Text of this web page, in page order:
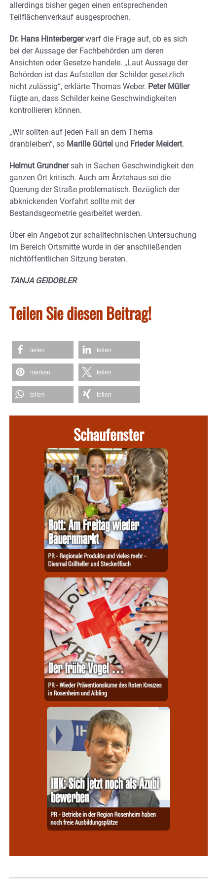
allerdings bisher gegen einen entsprechenden
Teilflächenverkauf ausgesprochen.
Dr. Hans Hinterbergerwarf die Frage auf, ob es sich
bei der Aussage der Fachbehörden um deren
Ansichten oder Gesetze handele. „Laut Aussage der
Behörden ist das Aufstellen der Schilder gesetzlich
nicht zulässig“, erklärte Thomas Weber. Peter Müller
fügte an, dass Schilder keine Geschwindigkeiten
kontrollieren können.
„Wir sollten auf jeden Fall an dem Thema
dranbleiben“, so Marille Gürtel und Frieder Meidert.
Helmut Grundnersah in Sachen Geschwindigkeit den
ganzen Ort kritisch. Auch am Ärztehaus sei die
Querung der Straße problematisch. Bezüglich der
abknickenden Vorfahrt sollte mit der
Bestandsgeometrie gearbeitet werden.
Über ein Angebot zur schalltechnischen Untersuchung
im Bereich Ortsmitte wurde in der anschließenden
nichtöffentlichen Sitzung beraten.
TANJA GEIDOBLER
Teilen Sie diesen Beitrag!
teilen teilen
merken teilen
teilen teilen
Schaufenster